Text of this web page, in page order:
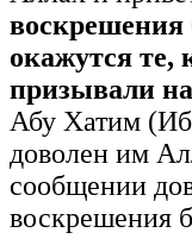
воскрешения
окажутся те,
призывали
Абу Хатим
доволен им
сообщении
воскрешения